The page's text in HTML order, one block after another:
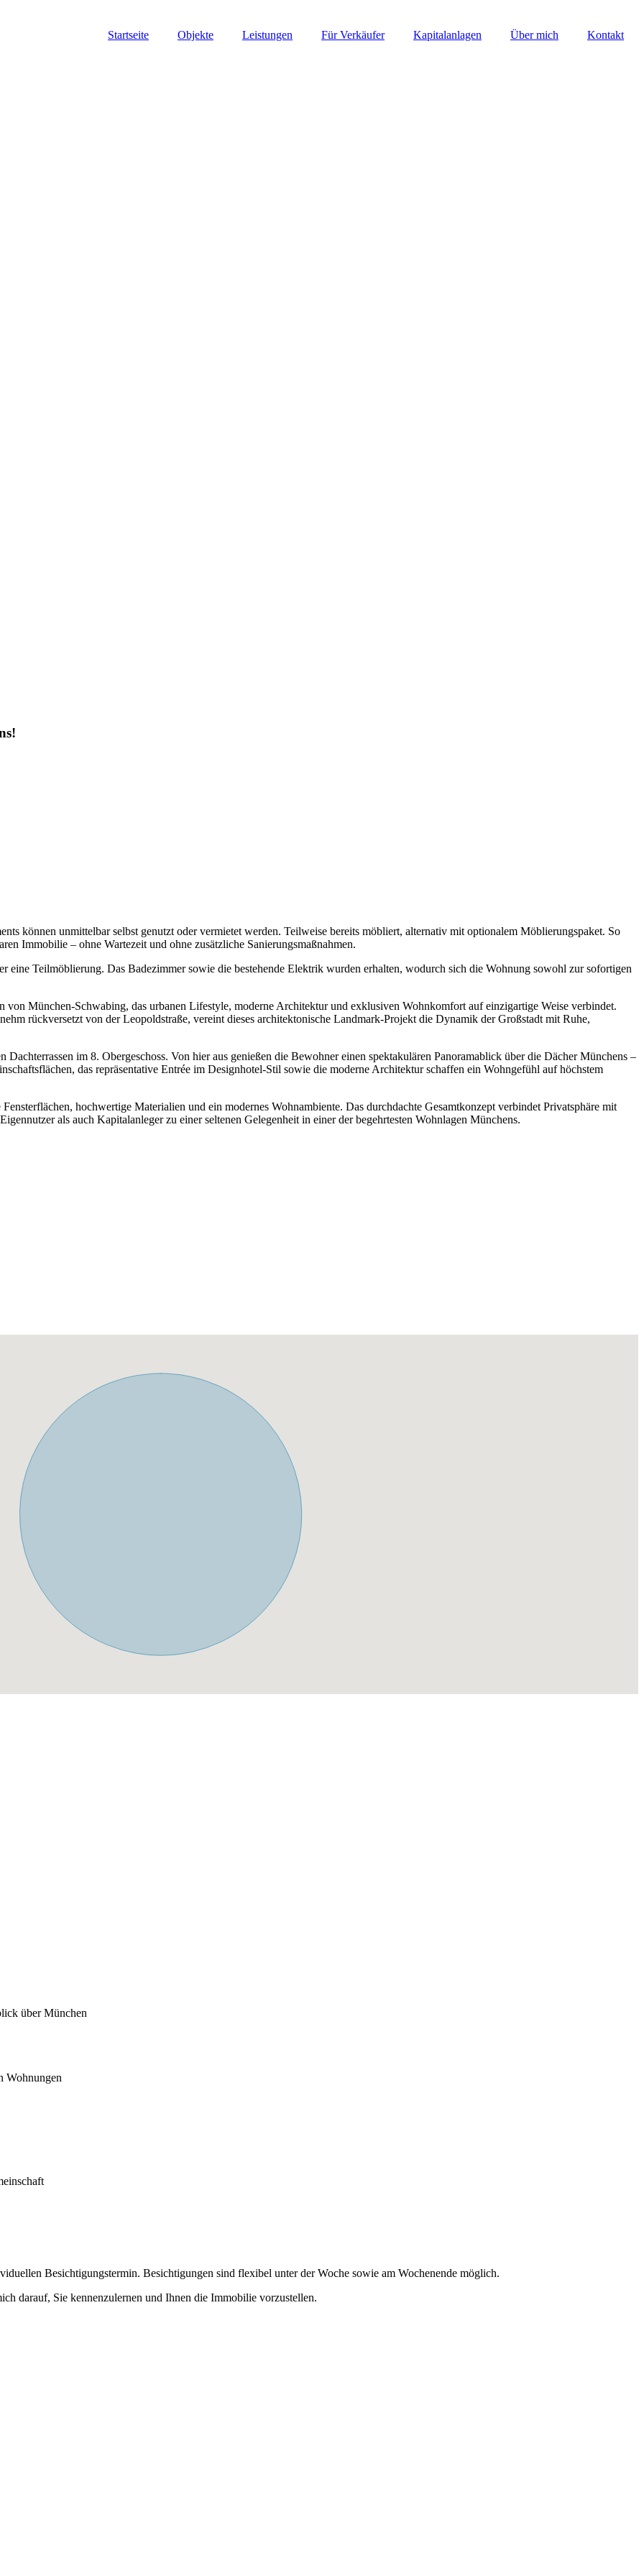
Startseite Objekte Leistungen Für Verkäufer Kapitalanlagen Über mich Kontakt
können unmittelbar selbst genutzt oder vermietet werden. Teilweise bereits möbliert, alternativ mit optionalem Möblierungspaket. So
Immobilie – ohne Wartezeit und ohne zusätzliche Sanierungsmaßnahmen.
eine Teilmöblierung. Das Badezimmer sowie die bestehende Elektrik wurden erhalten, wodurch sich die Wohnung sowohl zur sofortigen
München-Schwabing, das urbanen Lifestyle, moderne Architektur und exklusiven Wohnkomfort auf einzigartige Weise verbindet.
rückversetzt von der Leopoldstraße, vereint dieses architektonische Landmark-Projekt die Dynamik der Großstadt mit Ruhe,
im 8. Obergeschoss. Von hier aus genießen die Bewohner einen spektakulären Panoramablick über die Dächer Münchens –
das repräsentative Entrée im Designhotel-Stil sowie die moderne Architektur schaffen ein Wohngefühl auf höchstem
hochwertige Materialien und ein modernes Wohnambiente. Das durchdachte Gesamtkonzept verbindet Privatsphäre mit
als auch Kapitalanleger zu einer seltenen Gelegenheit in einer der begehrtesten Wohnlagen Münchens.
über München
Wohnungen
Besichtigungstermin. Besichtigungen sind flexibel unter der Woche sowie am Wochenende möglich.
darauf, Sie kennenzulernen und Ihnen die Immobilie vorzustellen.